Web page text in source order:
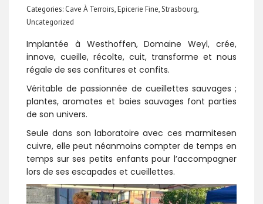
Categories: Cave À Terroirs,Epicerie Fine,Strasbourg,
Uncategorized
Implantée à Westhoffen, Domaine Weyl, crée,
innove, cueille, récolte, cuit, transforme et nous
régale de ses confitures et confits.
Véritable de passionnée de cueillettes sauvages ;
plantes, aromates et baies sauvages font parties
de son univers.
Seule dans son laboratoire avec ces marmitesen
cuivre, elle peut néanmoins compter de temps en
temps sur ses petits enfants pour l’accompagner
lors de ses escapades et cueillettes.